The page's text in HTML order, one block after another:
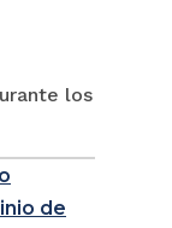
los
de